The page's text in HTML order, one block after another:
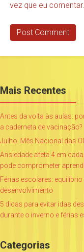
vez que eu comentar.
Mais Recentes
Antes da volta às aulas:
a caderneta de vacinação?
Julho: Mês Nacional das
Ansiedade afeta 4 em
pode comprometer
Férias escolares:
desenvolvimento
5 dicas para evitar idas
durante o inverno e férias
Categorias